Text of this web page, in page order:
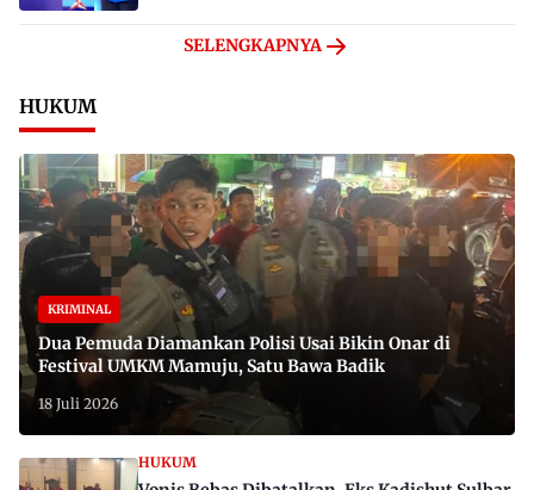
SELENGKAPNYA
HUKUM
KRIMINAL
Dua Pemuda Diamankan Polisi Usai Bikin Onar di
Festival UMKM Mamuju, Satu Bawa Badik
18 Juli 2026
HUKUM